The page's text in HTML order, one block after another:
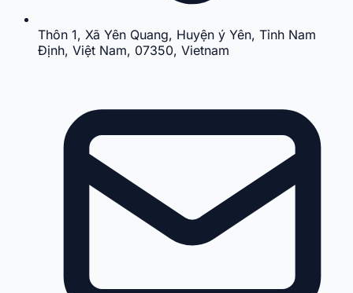
Thôn 1, Xã Yên Quang, Huyện ý Yên, Tỉnh Nam
Định, Việt Nam, 07350, Vietnam